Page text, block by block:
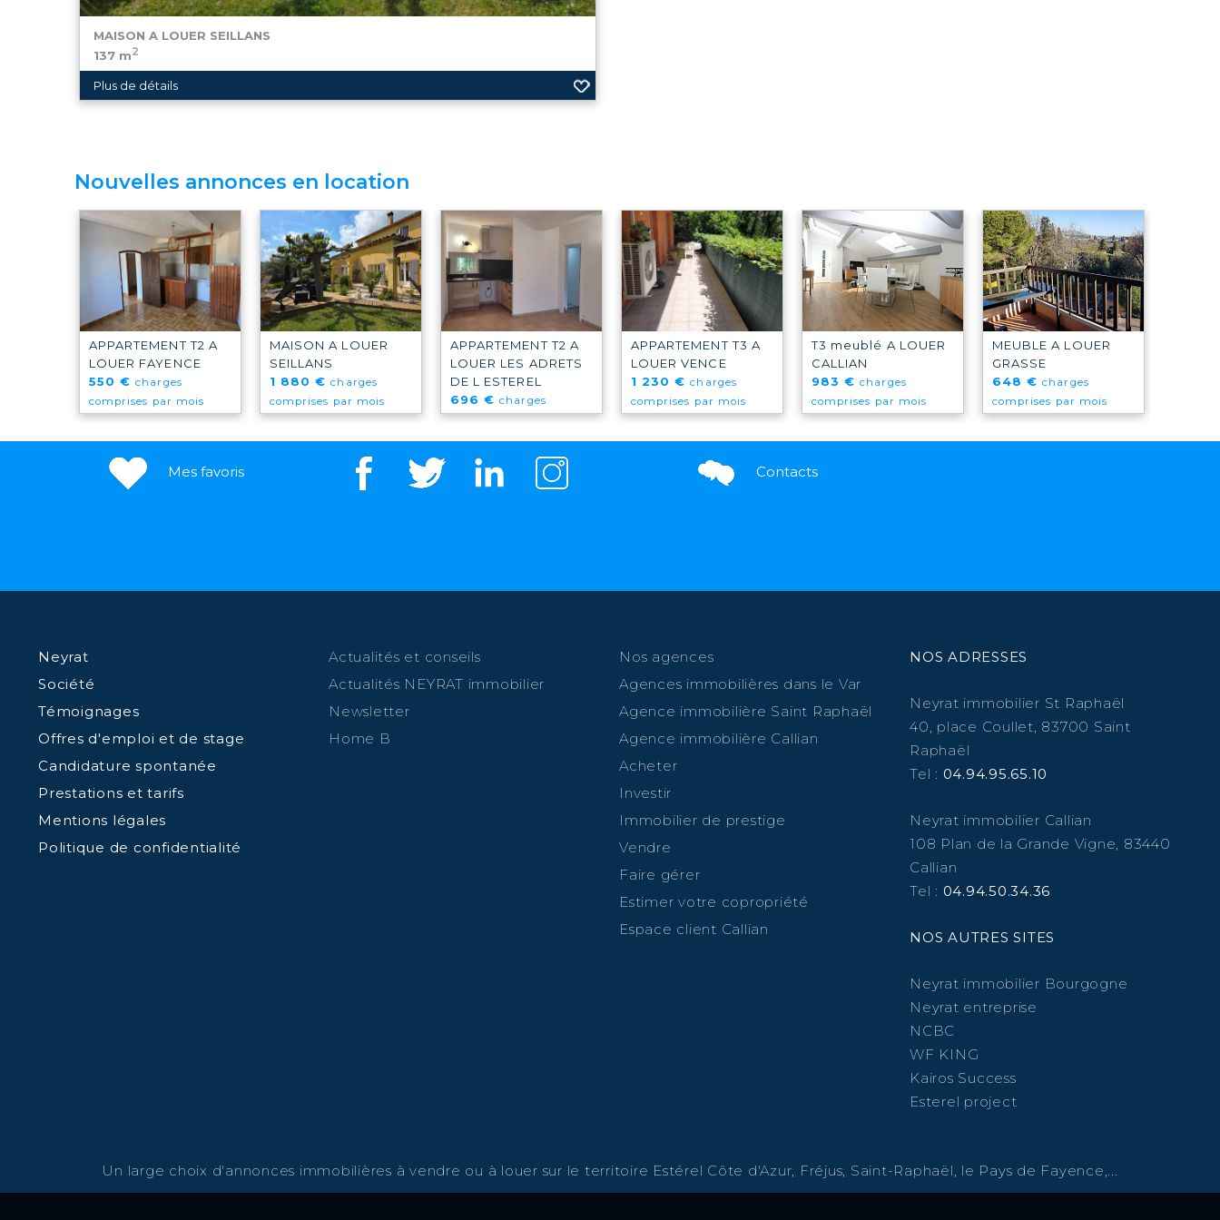
MAISON A LOUER SEILLANS
137 m2
1 880 € charges comprises par mois
Plus de détails
Nouvelles annonces en location
APPARTEMENT T2 A
LOUER FAYENCE
550 €charges
comprises par mois
MAISON A LOUER
SEILLANS
1 880 €charges
comprises par mois
APPARTEMENT T2 A
LOUER LES ADRETS
DE L ESTEREL
696 €charges
comprises par mois
APPARTEMENT T3 A
LOUER VENCE
1 230 €charges
comprises par mois
T3 meublé A LOUER
CALLIAN
983 €charges
comprises par mois
MEUBLE A LOUER
GRASSE
648 €charges
comprises par mois
Mes favoris Contacts
Neyrat
Société
Témoignages
Offres d'emploi et de stage
Candidature spontanée
Prestations et tarifs
Mentions légales
Politique de confidentialité
Actualités et conseils
Actualités NEYRAT immobilier
Newsletter
Home B
Nos agences
Agences immobilières dans le Var
Agence immobilière Saint Raphaël
Agence immobilière Callian
Acheter
Investir
Immobilier de prestige
Vendre
Faire gérer
Estimer votre copropriété
Espace client Callian
NOS ADRESSES
Neyrat immobilier St Raphaël
40, place Coullet, 83700 Saint
Raphaël
Tel : 04.94.95.65.10
Neyrat immobilier Callian
108 Plan de la Grande Vigne, 83440
Callian
Tel : 04.94.50.34.36
NOS AUTRES SITES
Neyrat immobilier Bourgogne
Neyrat entreprise
NCBC
WF KING
Kairos Success
Esterel project
Un large choix d'annonces immobilières à vendre ou à louer sur le territoire Estérel Côte d'Azur, Fréjus, Saint-Raphaël, le Pays de Fayence,...